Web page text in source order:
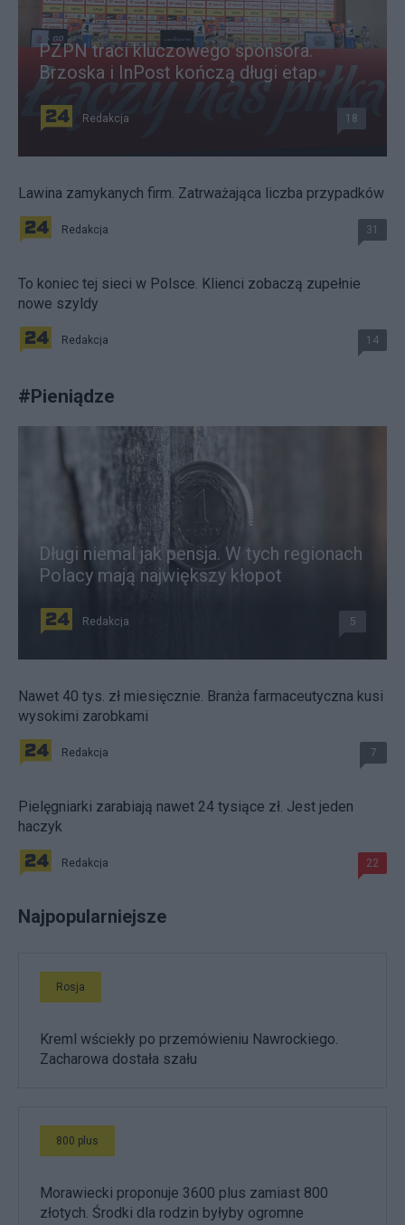
PZPN traci kluczowego sponsora.
Brzoska i InPost kończą długi etap
Redakcja 18
Lawina zamykanych firm. Zatrważająca liczba przypadków
Redakcja 31
To koniec tej sieci w Polsce. Klienci zobaczą zupełnie
nowe szyldy
Redakcja 14
#Pieniądze
Długi niemal jak pensja. W tych regionach
Polacy mają największy kłopot
Redakcja 5
Nawet 40 tys. zł miesięcznie. Branża farmaceutyczna kusi
wysokimi zarobkami
Redakcja 7
Pielęgniarki zarabiają nawet 24 tysiące zł. Jest jeden
haczyk
Redakcja 22
Najpopularniejsze
Rosja
Kreml wściekły po przemówieniu Nawrockiego.
Zacharowa dostała szału
800 plus
Morawiecki proponuje 3600 plus zamiast 800
złotych. Środki dla rodzin byłyby ogromne